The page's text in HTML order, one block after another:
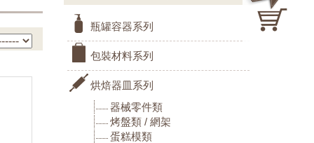
瓶罐容器系列
包裝材料系列
烘焙器皿系列
器械零件類
烤盤類 / 網架
蛋糕模類